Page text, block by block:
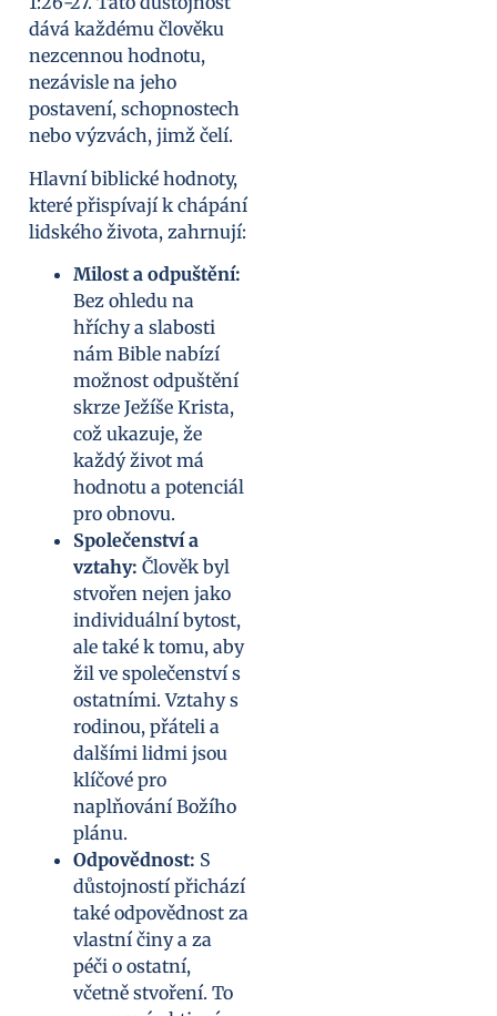
dává každému člověku
nezcennou hodnotu,
nezávisle na jeho
postavení, schopnostech
nebo výzvách, jimž čelí.
Hlavní biblické hodnoty,
které přispívají k chápání
lidského života, zahrnují:
Milost a odpuštění:
Bez ohledu na
hříchy a slabosti
nám Bible nabízí
možnost odpuštění
skrze Ježíše Krista,
což ukazuje, že
každý život má
hodnotu a potenciál
pro obnovu.
Společenství a
vztahy: Člověk byl
stvořen nejen jako
individuální bytost,
ale také k tomu, aby
žil ve společenství s
ostatními. Vztahy s
rodinou, přáteli a
dalšími lidmi jsou
klíčové pro
naplňování Božího
plánu.
Odpovědnost: S
důstojností přichází
také odpovědnost za
vlastní činy a za
péči o ostatní,
včetně stvoření. To